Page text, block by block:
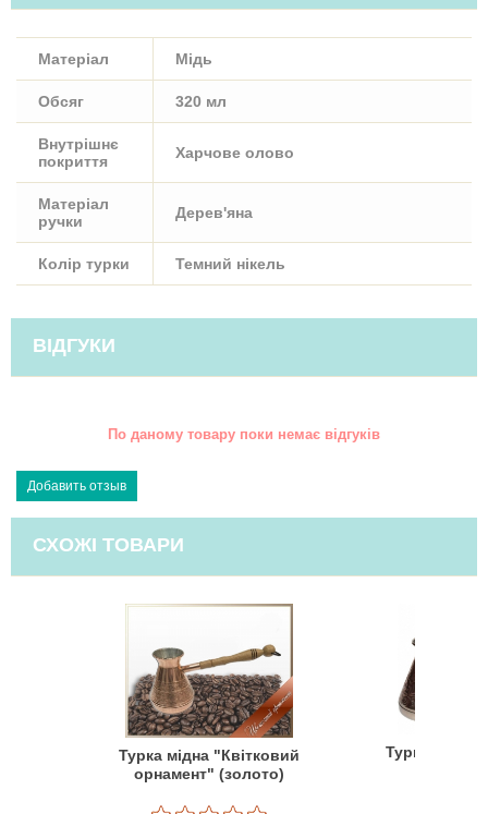
Матеріал Мідь
Обсяг 320 мл
Внутрішнє
покриття
Харчове олово
Матеріал
ручки
Дерев'яна
Колір турки Темний нікель
ВІДГУКИ
По даному товару поки немає відгуків
СХОЖІ ТОВАРИ
Турка мідна "Квітковий
орнамент" (золото)
Турка мідна